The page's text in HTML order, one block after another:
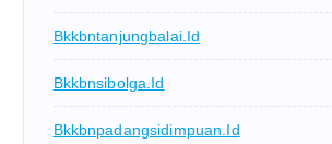
Bkkbntanjungbalai.id
Bkkbnsibolga.id
Bkkbnpadangsidimpuan.id